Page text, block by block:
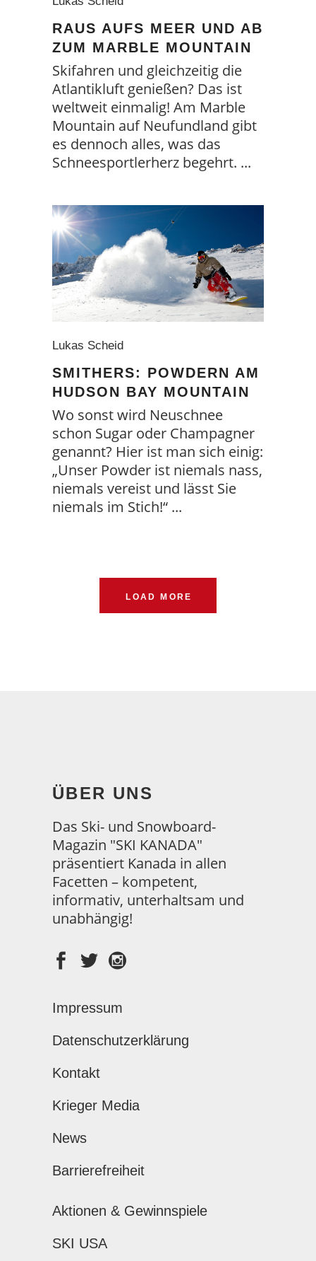
RAUS AUFS MEER UND AB
ZUM MARBLE MOUNTAIN
Skifahren und gleichzeitig die
Atlantikluft genießen? Das ist
weltweit einmalig! Am Marble
Mountain auf Neufundland gibt
es dennoch alles, was das
Schneesportlerherz begehrt.
Lukas Scheid
SMITHERS: POWDERN AM
HUDSON BAY MOUNTAIN
Wo sonst wird Neuschnee
schon Sugar oder Champagner
genannt? Hier ist man sich einig:
„Unser Powder ist niemals nass,
niemals vereist und lässt Sie
niemals im Stich!“
LOAD MORE
ÜBER UNS
Das Ski- und Snowboard-
Magazin "SKI KANADA"
präsentiert Kanada in allen
Facetten – kompetent,
informativ, unterhaltsam und
unabhängig!
Impressum
Datenschutzerklärung
Kontakt
Krieger Media
News
Barrierefreiheit
Aktionen & Gewinnspiele
SKI USA